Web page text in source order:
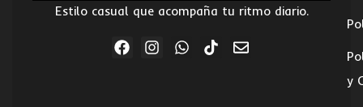
Estilo casual que acompaña tu ritmo diario.
y